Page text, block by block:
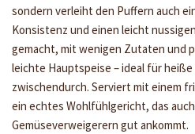
sondern verleiht den Puffern auch
Konsistenz und einen leicht
gemacht, mit wenigen Zutaten und
leichte Hauptspeise – ideal für
zwischendurch. Serviert mit einem
ein echtes Wohlfühlgericht, das
Gemüseverweigerern gut ankommt.